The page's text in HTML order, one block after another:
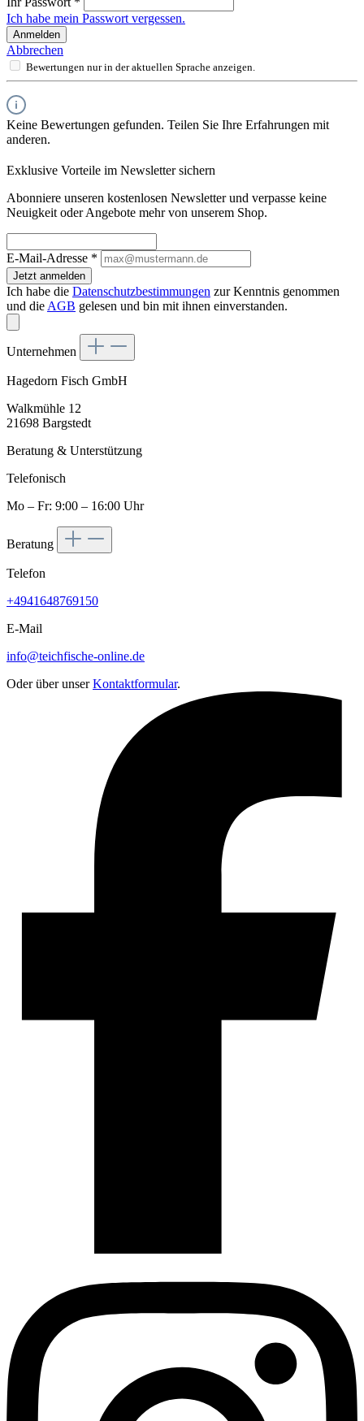
Ich habe mein Passwort vergessen.
Anmelden
Abbrechen
Bewertungen nur in der aktuellen Sprache anzeigen.
Keine Bewertungen gefunden. Teilen Sie Ihre Erfahrungen mit
anderen.
Exklusive Vorteile im Newsletter sichern
Abonniere unseren kostenlosen Newsletter und verpasse keine
Neuigkeit oder Angebote mehr von unserem Shop.
E-Mail-Adresse *
Jetzt anmelden
Ich habe die Datenschutzbestimmungen zur Kenntnis genommen
und die AGB gelesen und bin mit ihnen einverstanden.
Unternehmen
Hagedorn Fisch GmbH
Walkmühle 12
21698 Bargstedt
Beratung & Unterstützung
Telefonisch
Mo – Fr: 9:00 – 16:00 Uhr
Beratung
Telefon
+4941648769150
E-Mail
info@teichfische-online.de
Oder über unserKontaktformular.